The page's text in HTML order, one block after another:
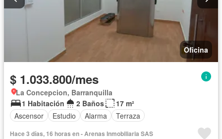
Oficina
$ 1.033.800/mes
La Concepcion, Barranquilla
1 Habitación
2 Baños
17 m²
Ascensor
Estudio Alarma Terraza
Hace 3 días, 16 horas en - Arenas Inmobiliaria SAS